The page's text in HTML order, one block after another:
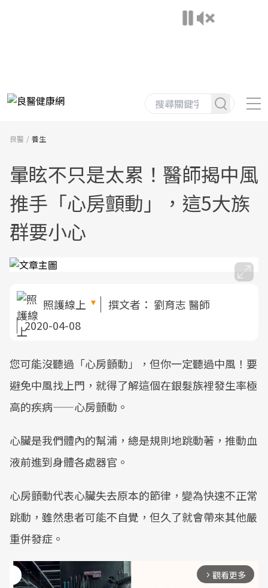
良醫 養生
暈眩不只是太累！醫師揭中風
推手「心房顫動」，這5大族
群要小心
照護線上 撰文者： 劉育志 醫師
2020-04-08
您可能沒聽過「心房顫動」，但你一定聽過中風！要
避免中風找上門，就得了解這個在銀髮族裡發生率極
高的疾病——心房顫動。
心臟是我們體內的幫浦，總是規則地跳動著，推動血
液前進到身體各處器官。
心房顫動代表心臟失去原本的節律，變為快速不正常
跳動，雖然患者可能不自覺，但久了就會帶來其他嚴
重併發症。
arrow_forward_ios 觀看更多